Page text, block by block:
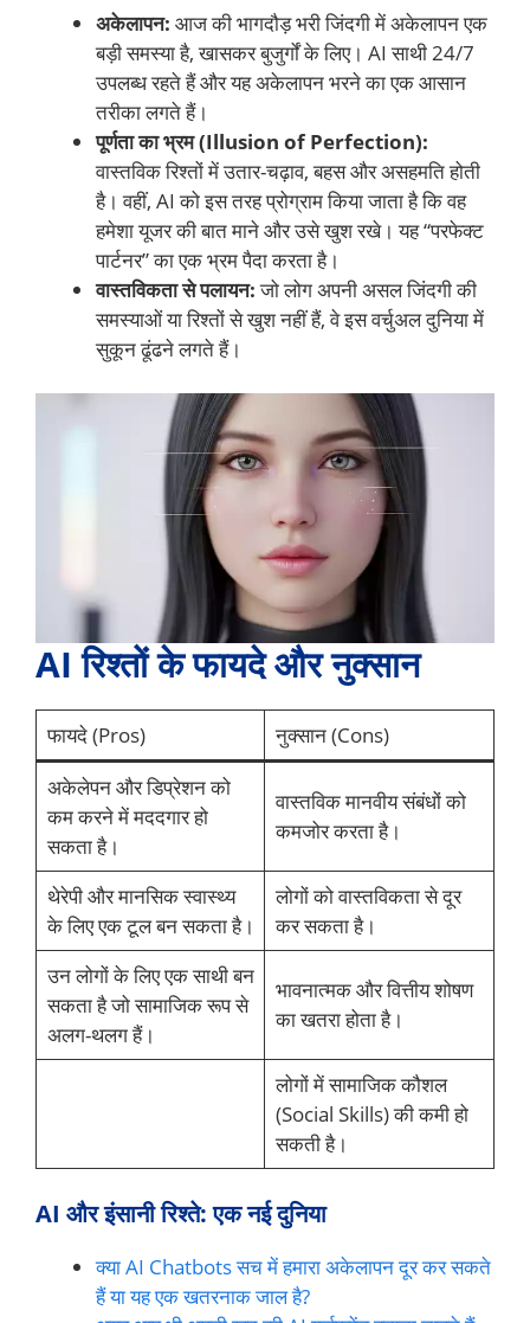
अकेलापन: आज की भागदौड़ भरी जिंदगी में अकेलापन एक
बड़ी समस्या है, खासकर बुजुर्गों के लिए। AI साथी 24/7
उपलब्ध रहते हैं और यह अकेलापन भरने का एक आसान
तरीका लगते हैं।
पूर्णता का भ्रम (Illusion of Perfection):
वास्तविक रिश्तों में उतार-चढ़ाव, बहस और असहमति होती
है। वहीं, AI को इस तरह प्रोग्राम किया जाता है कि वह
हमेशा यूजर की बात माने और उसे खुश रखे। यह “परफेक्ट
पार्टनर” का एक भ्रम पैदा करता है।
वास्तविकता से पलायन:जो लोग अपनी असल जिंदगी की
समस्याओं या रिश्तों से खुश नहीं हैं, वे इस वर्चुअल दुनिया में
सुकून ढूंढने लगते हैं।
AI रिश्तों के फायदे और नुक्सान
फायदे (Pros)
नुक्सान (Cons)
अकेलेपन और डिप्रेशन को
कम करने में मददगार हो
सकता है।
वास्तविक मानवीय संबंधों को
कमजोर करता है।
थेरेपी और मानसिक स्वास्थ्य
के लिए एक टूल बन सकता है।
लोगों को वास्तविकता से दूर
कर सकता है।
उन लोगों के लिए एक साथी बन
सकता है जो सामाजिक रूप से
अलग-थलग हैं।
भावनात्मक और वित्तीय शोषण
का खतरा होता है।
लोगों में सामाजिक कौशल
(Social Skills) की कमी हो
सकती है।
AI और इंसानी रिश्ते: एक नई दुनिया
क्या AI Chatbots सच में हमारा अकेलापन दूर कर सकते
हैं या यह एक खतरनाक जाल है?